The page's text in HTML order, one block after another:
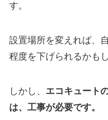
す。
設置場所を変えれば、
程度を下げられるかも
しかし、 エコキュート
は、工事が必要です。